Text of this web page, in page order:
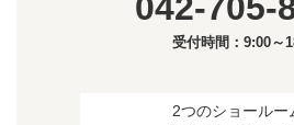
受付時間：9:00～
2つのショールー